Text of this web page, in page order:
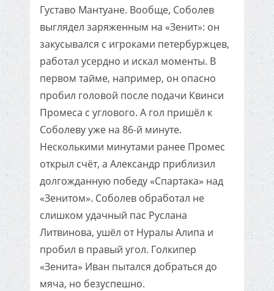
Густаво Мантуане. Вообще, Соболев
выглядел заряженным на «Зенит»: он
закусывался с игроками петербуржцев,
работал усердно и искал моменты. В
первом тайме, например, он опасно
пробил головой после подачи Квинси
Промеса с углового. А гол пришёл к
Соболеву уже на 86-й минуте.
Несколькими минутами ранее Промес
открыл счёт, а Александр приблизил
долгожданную победу «Спартака» над
«Зенитом». Соболев обработал не
слишком удачный пас Руслана
Литвинова, ушёл от Нуралы Алипа и
пробил в правый угол. Голкипер
«Зенита» Иван пытался добраться до
мяча, но безуспешно.